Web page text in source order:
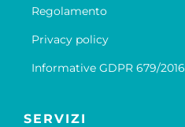
Regolamento
Privacy policy
Informative GDPR 679/2016
SERVIZI